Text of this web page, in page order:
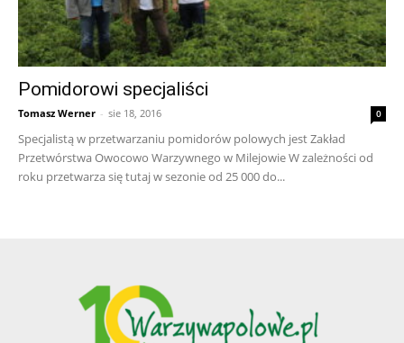
Pomidorowi specjaliści
Tomasz Werner - sie 18, 2016 0
Specjalistą w przetwarzaniu pomidorów polowych jest Zakład
Przetwórstwa Owocowo Warzywnego w Milejowie W zależności od
roku przetwarza się tutaj w sezonie od 25 000 do...